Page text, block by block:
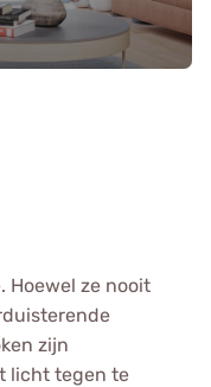
Hoewel ze nooit
zijn
licht tegen te